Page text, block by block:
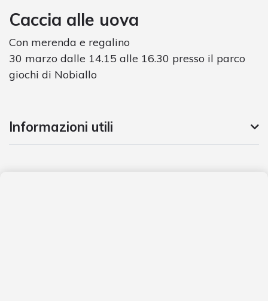
Caccia alle uova
Con merenda e regalino
30 marzo dalle 14.15 alle 16.30 presso il parco
giochi di Nobiallo
Informazioni utili